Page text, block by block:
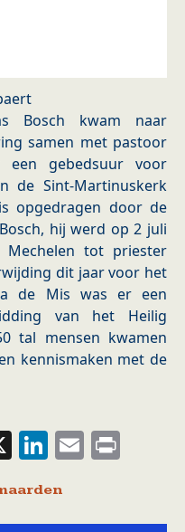
Bosch kwam naar
samen met pastoor
een gebedsuur voor
de Sint-Martinuskerk
opgedragen door de
hij werd op 2 juli
tot priester
dit jaar voor het
de Mis was er een
van het Heilig
tal mensen kwamen
kennismaken met de
X LinkedIn
Email